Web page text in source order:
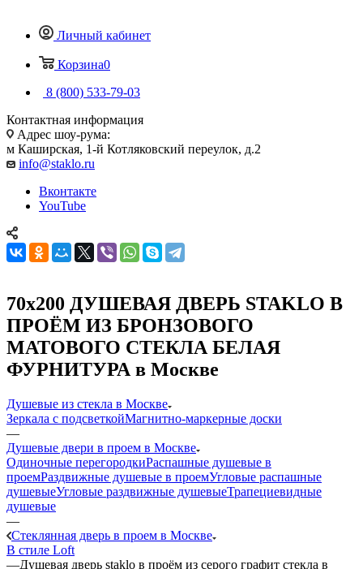
Личный кабинет
Корзина0
8 (800) 533-79-03
Контактная информация
Адрес шоу-рума:
м Каширская, 1-й Котляковский переулок, д.2
info@staklo.ru
Вконтакте
YouTube
70x200 ДУШЕВАЯ ДВЕРЬ STAKLO В
ПРОЁМ ИЗ БРОНЗОВОГО
МАТОВОГО СТЕКЛА БЕЛАЯ
ФУРНИТУРА в Москве
Душевые из стекла в Москве
Зеркала с подсветкойМагнитно-маркерные доски
—
Душевые двери в проем в Москве
Одиночные перегородкиРаспашные душевые в
проемРаздвижные душевые в проемУгловые распашные
душевыеУгловые раздвижные душевыеТрапециевидные
душевые
—
Стеклянная дверь в проем в Москве
В стиле Loft
—Душевая дверь staklo в проём из серого графит стекла в